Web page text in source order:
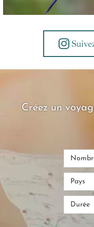
Créez un